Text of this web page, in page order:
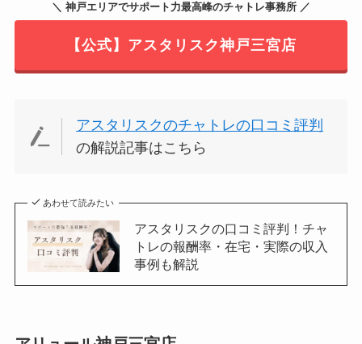
＼ 神戸エリアでサポート力最高峰のチャトレ事務所 ／
【公式】アスタリスク神戸三宮店
アスタリスクのチャトレの口コミ評判
の解説記事はこちら
あわせて読みたい
アスタリスクの口コミ評判！チャ
トレの報酬率・在宅・実際の収入
事例も解説